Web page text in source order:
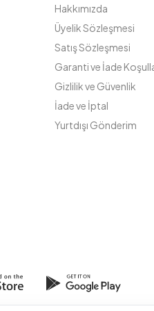
Hakkımızda
Üyelik Sözleşmesi
Satış Sözleşmesi
Garanti ve İade
Gizlilik ve Güvenlik
İade ve İptal
Yurtdışı Gönderim